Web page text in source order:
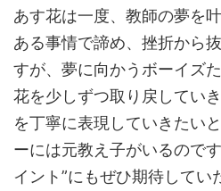
あす花は一度、教師の夢を
ある事情で諦め、挫折から
すが、夢に向かうボーイズ
花を少しずつ取り戻してい
を丁寧に表現していきたい
ーには元教え子がいるので
イント”にもぜひ期待してい